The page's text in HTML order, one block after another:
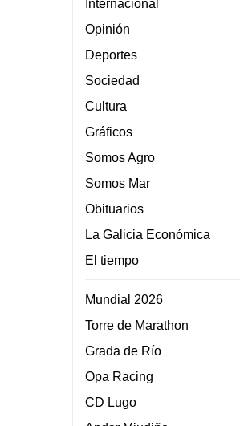
Internacional
Opinión
Deportes
Sociedad
Cultura
Gráficos
Somos Agro
Somos Mar
Obituarios
La Galicia Económica
El tiempo
Mundial 2026
Torre de Marathon
Grada de Río
Opa Racing
CD Lugo